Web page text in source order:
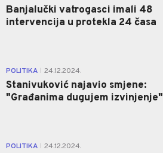
Banjalučki vatrogasci imali 48
intervencija u protekla 24 časa
POLITIKA 24.12.2024.
Stanivuković najavio smjene:
"Građanima dugujem izvinjenje"
POLITIKA 24.12.2024.